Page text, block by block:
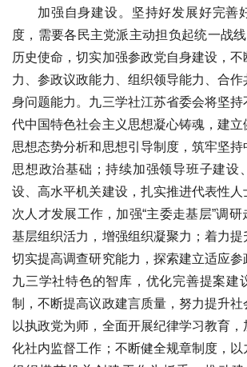
加强自身建设。坚持好发展好完善
度，需要各民主党派主动担负起统一战线
历史使命，切实加强参政党自身建设，
力、参政议政能力、组织领导能力、合作
身问题能力。九三学社江苏省委会将坚
代中国特色社会主义思想凝心铸魂，建
思想态势分析和思想引导制度，筑牢坚
思想政治基础；持续加强领导班子建设
设、高水平机关建设，扎实推进代表性
次人才发展工作，加强“主委走基层”调
基层组织活力，增强组织凝聚力；着力提
切实提高调查研究能力，探索建立适应
九三学社特色的智库，优化完善提案建
制，不断提高议政建言质量，努力提升社
以执政党为师，全面开展纪律学习教育
化社内监督工作；不断健全规章制度，